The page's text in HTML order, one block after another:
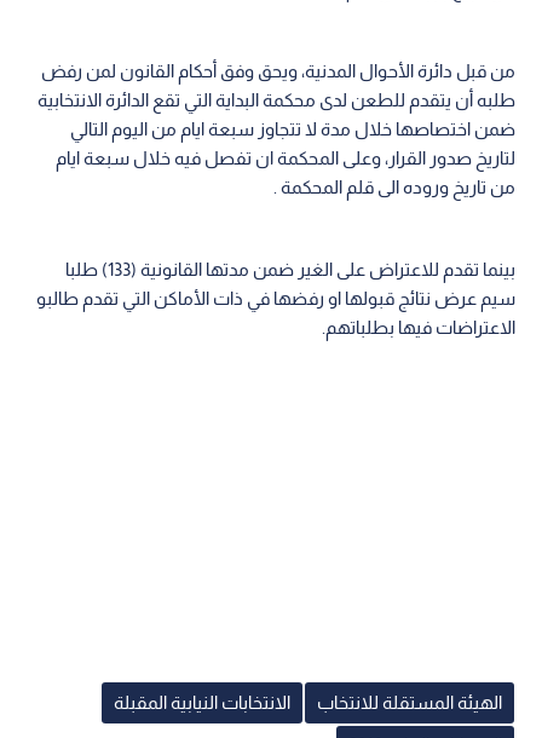
من قبل دائرة الأحوال المدنية، ويحق وفق أحكام القانون لمن رفض
طلبه أن يتقدم للطعن لدى محكمة البداية التي تقع الدائرة الانتخابية
ضمن اختصاصها خلال مدة لا تتجاوز سبعة ايام من اليوم التالي
لتاريخ صدور القرار، وعلى المحكمة ان تفصل فيه خلال سبعة ايام
من تاريخ وروده الى قلم المحكمة .
بينما تقدم للاعتراض على الغير ضمن مدتها القانونية (133) طلبا
سيم عرض نتائج قبولها او رفضها في ذات الأماكن التي تقدم طالبو
الاعتراضات فيها بطلباتهم.
الهيئة المستقلة للانتخاب الانتخابات النيابية المقبلة